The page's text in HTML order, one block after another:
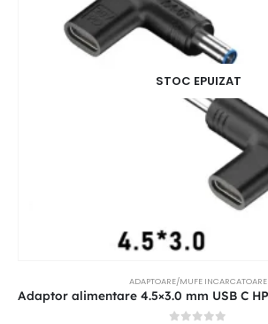
STOC EPUIZAT
ADAPTOARE/MUFE INCARCATOARE